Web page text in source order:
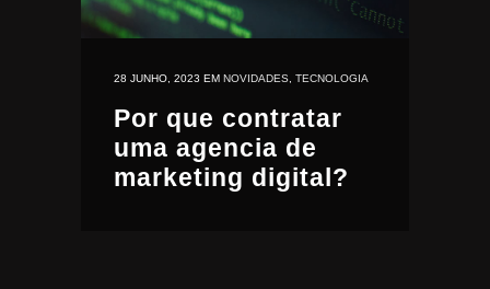
28 JUNHO, 2023 EM NOVIDADES TECNOLOGIA
Por que contratar
uma agencia de
marketing digital?